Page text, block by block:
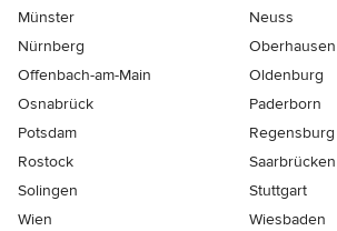
Münster
Neuss
Nürnberg
Oberhausen
Offenbach-am-Main
Oldenburg
Osnabrück
Paderborn
Potsdam
Regensburg
Rostock
Saarbrücken
Solingen
Stuttgart
Wien
Wiesbaden